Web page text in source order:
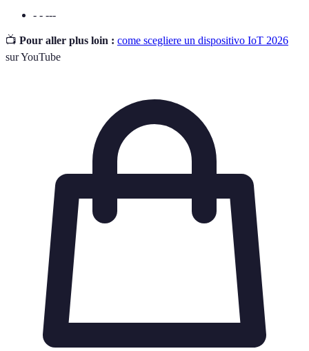
- - ---
📺 Pour aller plus loin : come scegliere un dispositivo IoT 2026
sur YouTube